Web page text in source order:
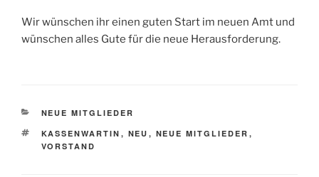
Wir wünschen ihr einen guten Start im neuen Amt und
wünschen alles Gute für die neue Herausforderung.
KATEGORIEN
NEUE MITGLIEDER
SCHLAGWÖRTER
KASSENWARTIN , NEU , NEUE MITGLIEDER ,
VORSTAND